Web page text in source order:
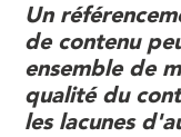
Un
de contenu
ensemble de
qualité du
les lacunes